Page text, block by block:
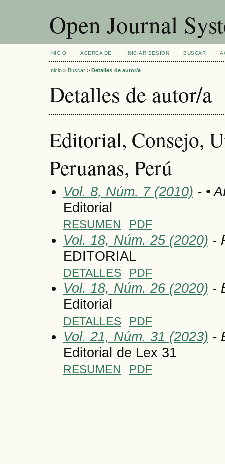
Open Journal
INICIO ACERCA DE INICIAR SESIÓN BUSCAR
Inicio > Buscar > Detalles de autor/a
Detalles de autor/a
Editorial, Consejo,
Peruanas, Perú
Vol. 8, Núm. 7 (2010) - •
Editorial
RESUMEN PDF
Vol. 18, Núm. 25 (2020) -
EDITORIAL
DETALLES PDF
Vol. 18, Núm. 26 (2020) -
Editorial
DETALLES PDF
Vol. 21, Núm. 31 (2023) -
Editorial de Lex 31
RESUMEN PDF